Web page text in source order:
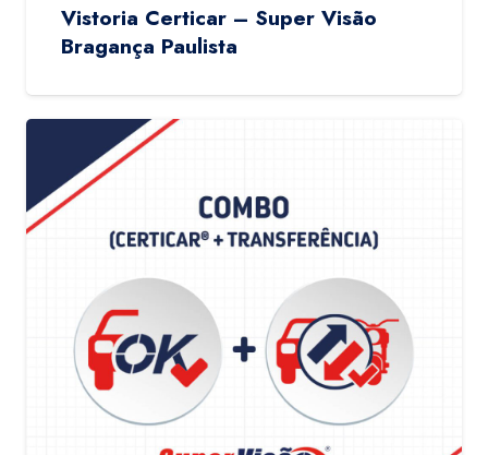
Vistoria Certicar – Super Visão
Bragança Paulista